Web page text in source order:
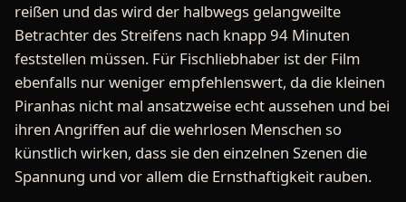
reißen und das wird der halbwegs gelangweilte
Betrachter des Streifens nach knapp 94 Minuten
feststellen müssen. Für Fischliebhaber ist der Film
ebenfalls nur weniger empfehlenswert, da die kleinen
Piranhas nicht mal ansatzweise echt aussehen und bei
ihren Angriffen auf die wehrlosen Menschen so
künstlich wirken, dass sie den einzelnen Szenen die
Spannung und vor allem die Ernsthaftigkeit rauben.